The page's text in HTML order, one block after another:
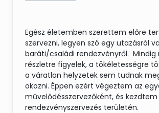
Egész életemben szerettem előre
szervezni, legyen szó egy utazásról
baráti/családi rendezvényről. Mindig
részletre figyelek, a tökéletességre
a váratlan helyzetek sem tudnak
okozni. Éppen ezért végeztem az
művelődésszervezőként, és
rendezvényszervezés területén.